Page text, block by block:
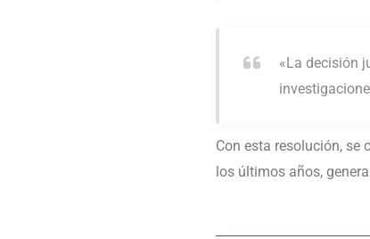
«La decisión
Con esta resolución,
los últimos años,